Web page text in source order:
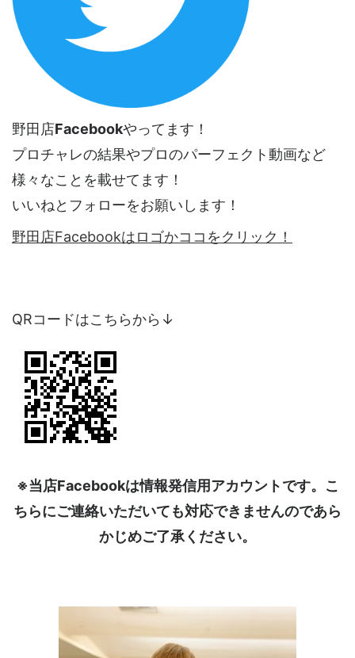
野田店Facebookやってます！
プロチャレの結果やプロのパーフェクト動画など
様々なことを載せてます！
いいねとフォローをお願いします！
野田店Facebookはロゴかココをクリック！
QRコードはこちらから↓
※当店Facebookは情報発信用アカウントです。こ
ちらにご連絡いただいても対応できませんのであら
かじめご了承ください。